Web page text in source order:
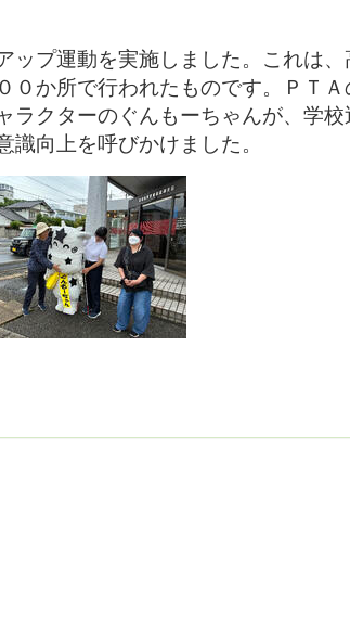
ップ運動を実施しました。これは
０か所で行われたものです。ＰＴ
ラクターのぐんもーちゃんが、学
向上を呼びかけました。